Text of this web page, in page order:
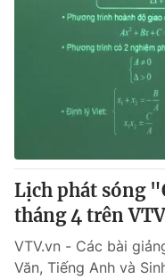
Lịch phát sóng
tháng 4 trên
VTV.vn - Các bài
Văn, Tiếng Anh và